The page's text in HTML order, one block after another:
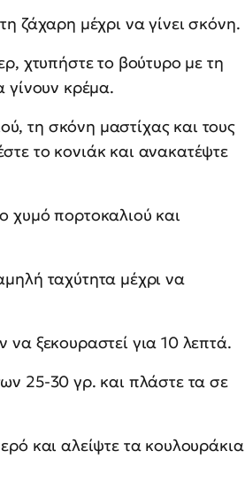
ζάχαρη μέχρι να γίνει σκόνη.
χτυπήστε το βούτυρο με τη
γίνουν κρέμα.
τη σκόνη μαστίχας και τους
το κονιάκ και ανακατέψτε
χυμό πορτοκαλιού και
ταχύτητα μέχρι να
ξεκουραστεί για 10 λεπτά.
25-30 γρ. και πλάστε τα σε
και αλείψτε τα κουλουράκια